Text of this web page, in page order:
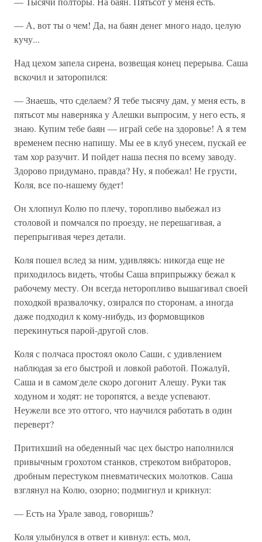
— А, вот ты о чем! Да, на баян денег много надо, целую
кучу...
Над цехом запела сирена, возвещая конец перерыва. Саша
вскочил и заторопился:
— Знаешь, что сделаем? Я тебе тысячу дам, у меня есть, в
пятьсот мы наверняка у Алешки выпросим, у него есть, я
знаю. Купим тебе баян — играй себе на здоровье! А я тем
временем песню напишу. Мы ее в клуб унесем, пускай ее
там хор разучит. И пойдет наша песня по всему заводу.
Здорово придумано, правда? Ну, я побежал! Не грусти,
Коля, все по-нашему будет!
Он хлопнул Колю по плечу, торопливо выбежал из
столовой и помчался по проезду, не перешагивая, а
перепрыгивая через детали.
Коля пошел вслед за ним, удивляясь: никогда еще не
приходилось видеть, чтобы Саша вприпрыжку бежал к
рабочему месту. Он всегда неторопливо вышагивал своей
походкой вразвалочку, озирался по сторонам, а иногда
даже подходил к кому-нибудь, из формовщиков
перекинуться парой-другой слов.
Коля с полчаса простоял около Саши, с удивлением
наблюдая за его быстрой и ловкой работой. Пожалуй,
Саша и в самом-деле скоро догонит Алешу. Руки так
ходуном и ходят: не торопятся, а везде успевают.
Неужели все это оттого, что научился работать в один
переверт?
Притихший на обеденный час цех быстро наполнился
привычным грохотом станков, стрекотом вибраторов,
дробным перестуком пневматических молотков. Саша
взглянул на Колю, озорно; подмигнул и крикнул:
— Есть на Урале завод, говоришь?
Коля улыбнулся в ответ и кивнул: есть, мол,